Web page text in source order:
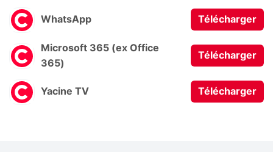
WhatsApp Télécharger
Microsoft 365 (ex Office
365)
Télécharger
Yacine TV Télécharger